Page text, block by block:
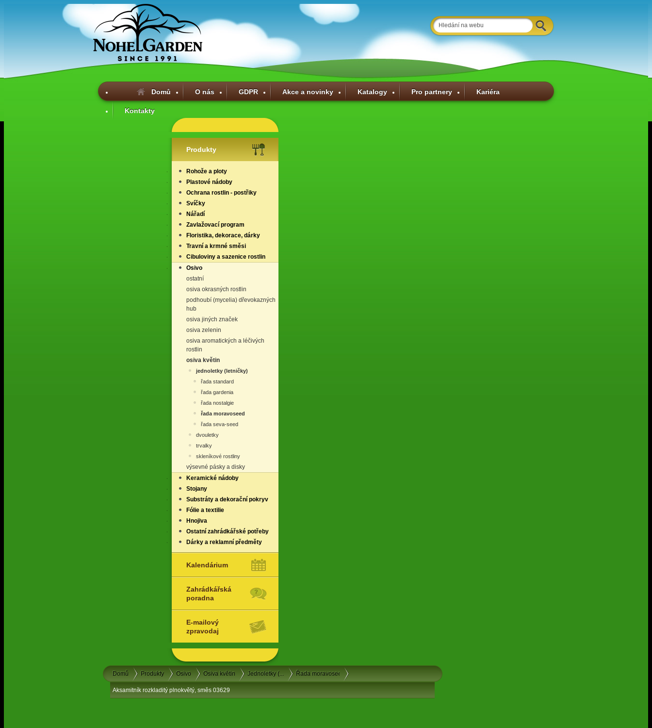
Domů O nás GDPR Akce a novinky Katalogy Pro partnery Kariéra
Kontakty
Produkty
Rohože a ploty
Plastové nádoby
Ochrana rostlin - postřiky
Svíčky
Nářadí
Zavlažovací program
Floristika, dekorace, dárky
Travní a krmné směsi
Cibuloviny a sazenice rostlin
Osivo
ostatní
osiva okrasných rostlin
podhoubí (mycelia) dřevokazných
hub
osiva jiných značek
osiva zelenin
osiva aromatických a léčivých
rostlin
osiva květin
jednoletky (letničky)
řada standard
řada gardenia
řada nostalgie
řada moravoseed
řada seva-seed
dvouletky
trvalky
skleníkové rostliny
výsevné pásky a disky
Keramické nádoby
Stojany
Substráty a dekorační pokryv
Fólie a textilie
Hnojiva
Ostatní zahrádkářské potřeby
Dárky a reklamní předměty
Kalendárium
Zahrádkářská
poradna
E-mailový
zpravodaj
Domů Produkty Osivo Osiva květin Jednoletky (... Řada moravoseed
Aksamitník rozkladitý plnokvětý, směs 03629